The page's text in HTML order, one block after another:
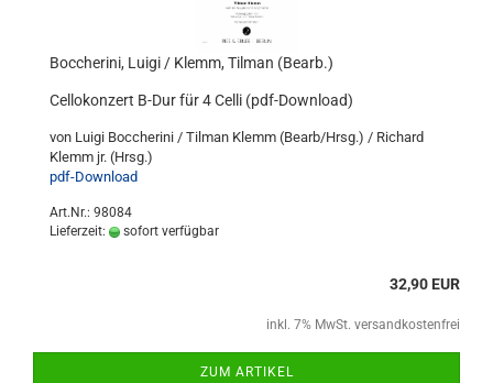
Boccherini, Luigi / Klemm, Tilman (Bearb.)
Cellokonzert B-Dur für 4 Celli (pdf-Download)
von Luigi Boccherini / Tilman Klemm (Bearb/Hrsg.) / Richard
Klemm jr. (Hrsg.)
pdf-Download
Art.Nr.: 98084
Lieferzeit:
sofort verfügbar
32,90 EUR
inkl. 7% MwSt. versandkostenfrei
ZUM ARTIKEL